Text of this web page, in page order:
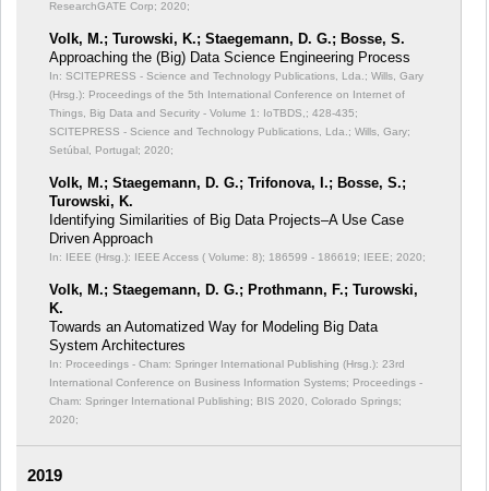
ResearchGATE Corp; 2020;
Volk, M.; Turowski, K.; Staegemann, D. G.; Bosse, S.
Approaching the (Big) Data Science Engineering Process
In: SCITEPRESS - Science and Technology Publications, Lda.; Wills, Gary
(Hrsg.): Proceedings of the 5th International Conference on Internet of
Things, Big Data and Security - Volume 1: IoTBDS,; 428-435;
SCITEPRESS - Science and Technology Publications, Lda.; Wills, Gary;
Setúbal, Portugal; 2020;
Volk, M.; Staegemann, D. G.; Trifonova, I.; Bosse, S.;
Turowski, K.
Identifying Similarities of Big Data Projects–A Use Case
Driven Approach
In: IEEE (Hrsg.): IEEE Access ( Volume: 8); 186599 - 186619; IEEE; 2020;
Volk, M.; Staegemann, D. G.; Prothmann, F.; Turowski,
K.
Towards an Automatized Way for Modeling Big Data
System Architectures
In: Proceedings - Cham: Springer International Publishing (Hrsg.): 23rd
International Conference on Business Information Systems; Proceedings -
Cham: Springer International Publishing; BIS 2020, Colorado Springs;
2020;
2019